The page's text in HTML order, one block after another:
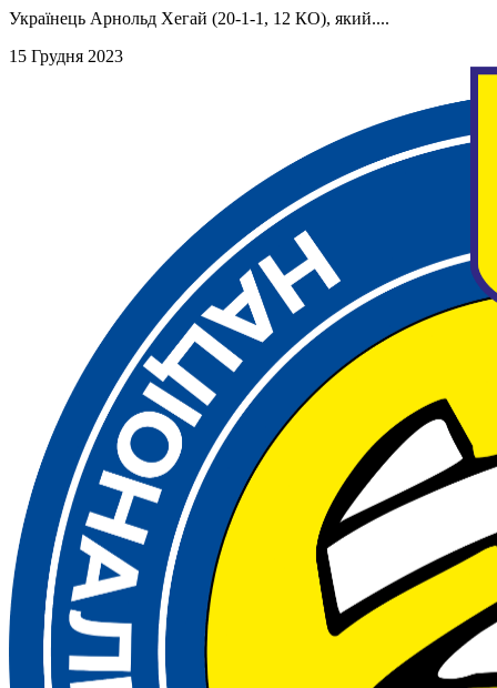
Українець Арнольд Хегай (20-1-1, 12 КО), який....
15 Грудня 2023